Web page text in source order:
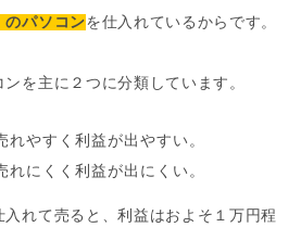
のパソコンを仕入れているからです。
を主に２つに分類しています。
れやすく利益が出やすい。
れにくく利益が出にくい。
れて売ると、利益はおよそ１万円程